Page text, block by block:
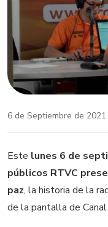
6 de Septiembre de 2021
Este lunes 6 de
públicos RTVC
paz, la historia de la
de la pantalla de